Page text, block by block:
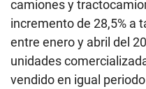
camiones y
incremento de 28,5% a
entre enero y abril del
unidades
vendido en igual